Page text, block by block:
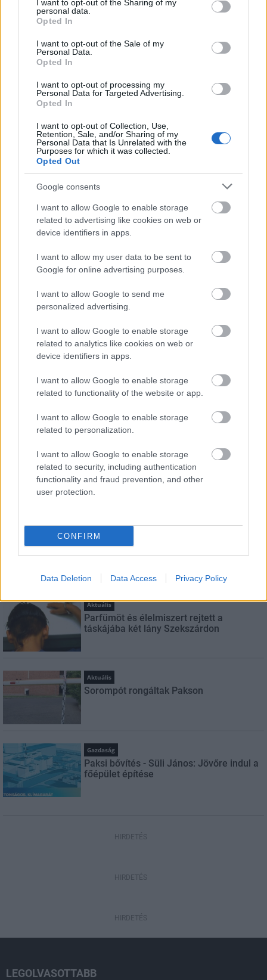
not limited to your visit or usage behaviour. You may click to
grant or deny consent to Google and its third-party tags to
use your data for below specified purposes in below Google
consent section.
I want to opt-out of the Sharing of my
personal data.
Opted In
I want to opt-out of the Sale of my
Personal Data.
Opted In
I want to opt-out of processing my
Personal Data for Targeted Advertising.
Opted In
I want to opt-out of Collection, Use,
Retention, Sale, and/or Sharing of my
Personal Data that Is Unrelated with the
Purposes for which it was collected.
Opted Out
Google consents
I want to allow Google to enable storage
related to advertising like cookies on web or
device identifiers in apps.
I want to allow my user data to be sent to
Google for online advertising purposes.
I want to allow Google to send me
personalized advertising.
I want to allow Google to enable storage
related to analytics like cookies on web or
device identifiers in apps.
I want to allow Google to enable storage
related to functionality of the website or app.
I want to allow Google to enable storage
related to personalization.
I want to allow Google to enable storage
related to security, including authentication
functionality and fraud prevention, and other
user protection.
CONFIRM
Data Deletion Data Access Privacy Policy
Elkészült a Liszt Ferenc repülőtér
közelében lévő logisztikai bázis út- és
Egyetlen, fél évszázados vezetéken
múlt Bicske vízellátása
Épített öröksége megújításával is készül
Mohács a csata ötszázadik
HÍRLEVÉL
E-mail cím
Feliratkozom a hírlevélre és elfogadom az
szabályzatot!
FELIRATKOZÁS
LEGNÉZETTEBB
Helyi hírek
A hőségben is védik a növényzetet
Pakson
Helyi hírek
Amire többmillióan vártunk: szombattól
másodfokúra csökken a riasztás
Aktuális
Parfümöt és élelmiszert rejtett a
táskájába két lány Szekszárdon
Aktuális
Sorompót rongáltak Pakson
Gazdaság
Paksi bővítés - Süli János: Jövőre indul a
főépület építése
HIRDETÉS
HIRDETÉS
HIRDETÉS
LEGOLVASOTTABB